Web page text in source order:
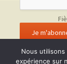
Nous
expérience sur